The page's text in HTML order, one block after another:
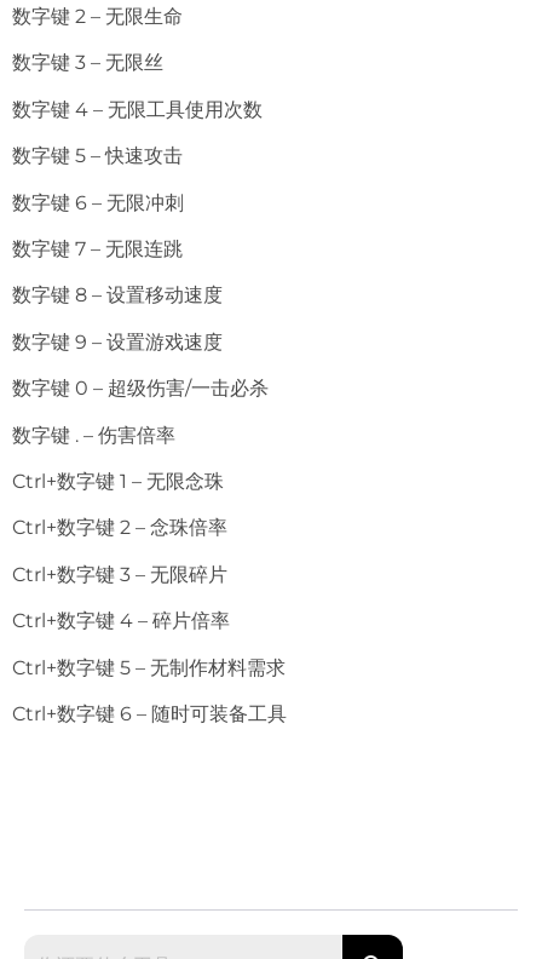
数字键 2 – 无限生命
数字键 3 – 无限丝
数字键 4 – 无限工具使用次数
数字键 5 – 快速攻击
数字键 6 – 无限冲刺
数字键 7 – 无限连跳
数字键 8 – 设置移动速度
数字键 9 – 设置游戏速度
数字键 0 – 超级伤害/一击必杀
数字键 . – 伤害倍率
Ctrl+数字键 1 – 无限念珠
Ctrl+数字键 2 – 念珠倍率
Ctrl+数字键 3 – 无限碎片
Ctrl+数字键 4 – 碎片倍率
Ctrl+数字键 5 – 无制作材料需求
Ctrl+数字键 6 – 随时可装备工具